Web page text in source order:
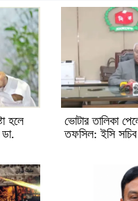
হলে
ভোটার তালিকা
তফসিল: ইসি সচিব